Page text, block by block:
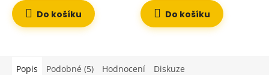
Do košíku Do košíku
Popis Podobné (5) Hodnocení Diskuze